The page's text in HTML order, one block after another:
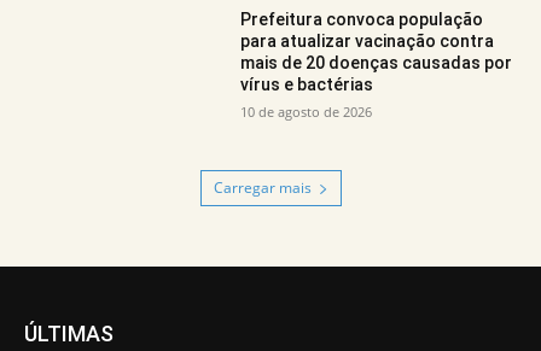
Prefeitura convoca população
para atualizar vacinação contra
mais de 20 doenças causadas por
vírus e bactérias
10 de agosto de 2026
Carregar mais
ÚLTIMAS